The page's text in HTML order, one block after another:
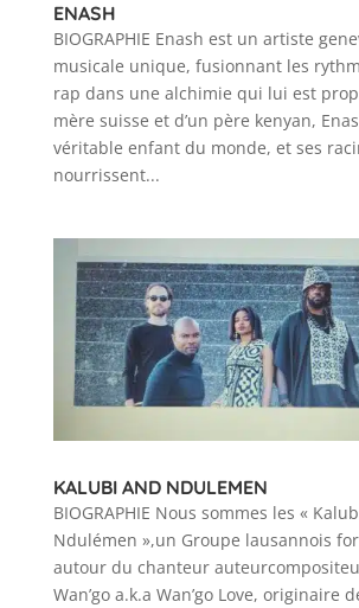
ENASH
BIOGRAPHIE Enash est un artiste
musicale unique, fusionnant les
rap dans une alchimie qui lui est
mère suisse et d’un père kenyan,
véritable enfant du monde, et ses
nourrissent...
KALUBI AND NDULEMEN
BIOGRAPHIE Nous sommes les «
Ndulémen »,un Groupe lausannois
autour du chanteur
Wan’go a.k.a Wan’go Love, originaire